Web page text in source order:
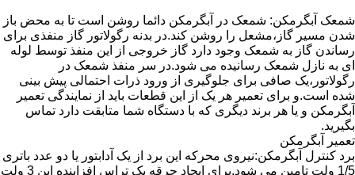
شمعک آبگرمکن: شمعک در آبگرمکن دائما روشن است تا به محض باز
شدن مسیر گاز،مشعل را روشن کند.در بدنه رگولاتور گاز منفذی برای
رساندن گاز به شمعک وجود دارد گاز خروجی از این منفذ توسط لوله
ای به نازل شمعک رسانیده می شود.در سر منفذ شمعک در
رگولاتور،یک صافی برای جلوگیری از ورود ذرات احتمالی پیش بینی
شده است.و برای تعمیر هر یک از این قطعات باید از نمایندگی تعمیر
آبگرمکن و یا هر برند دیگری که با دستگاه شما متابقت دارد تماس
بگیرید.
تعمیر آبگرمکن
برد کنترل آبگرمکن:نیروی محرکه این برد از یک آدابتور یا دو عدد باتری
1/5 ولت تامین می شود.برای ایجاد جرقه یک تراس افزاینده این 3 ولت